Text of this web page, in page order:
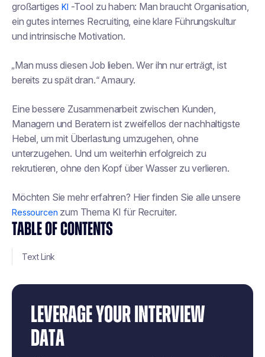
TABLE OF CONTENTS
Text Link
LEVERAGE YOUR INTERVIEW
DATA
großartigesKI -Tool zu haben: Man braucht Organisation,
ein gutes internes Recruiting, eine klare Führungskultur
und intrinsische Motivation.
„Man muss diesen Job lieben. Wer ihn nur erträgt, ist
bereits zu spät dran.“Amaury.
Eine bessere Zusammenarbeit zwischen Kunden,
Managern und Beratern ist zweifellos der nachhaltigste
Hebel, um mit Überlastung umzugehen, ohne
unterzugehen. Und um weiterhin erfolgreich zu
rekrutieren, ohne den Kopf über Wasser zu verlieren.
Möchten Sie mehr erfahren? Hier finden Sie alle unsere
Ressourcen zum Thema KI für Recruiter.